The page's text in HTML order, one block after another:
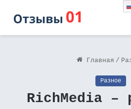
Главная /
Разное
RichMedia –